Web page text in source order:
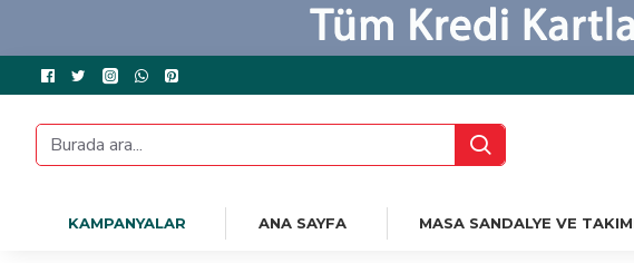
KAMPANYALAR ANA SAYFA MASA SANDALYE VE